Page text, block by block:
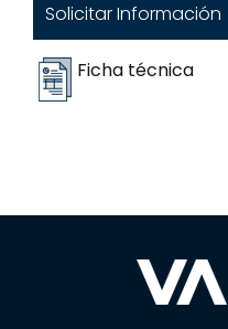
Solicitar Información
Ficha técnica